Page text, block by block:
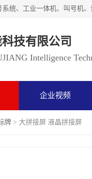
技有限公司
Intelligence
企业视频
牌 > 大拼接屏 液晶拼接屏